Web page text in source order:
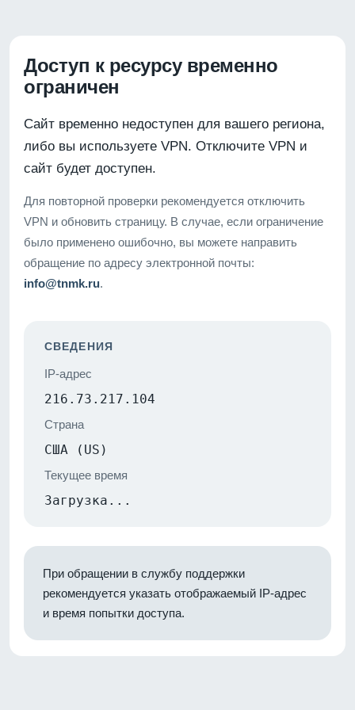
Доступ к ресурсу временно
ограничен
Сайт временно недоступен для вашего региона,
либо вы используете VPN. Отключите VPN и
сайт будет доступен.
Для повторной проверки рекомендуется отключить
VPN и обновить страницу. В случае, если ограничение
было применено ошибочно, вы можете направить
обращение по адресу электронной почты:
info@tnmk.ru.
СВЕДЕНИЯ
IP-адрес
216.73.217.104
Страна
США (US)
Текущее время
Загрузка...
При обращении в службу поддержки
рекомендуется указать отображаемый IP-адрес
и время попытки доступа.